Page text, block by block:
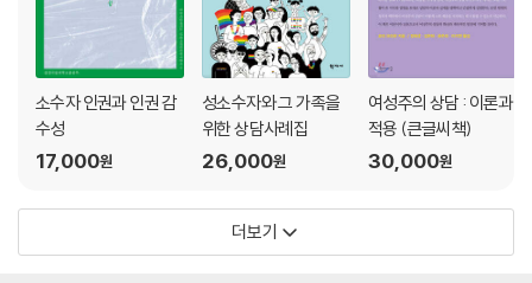
· 147
1. 진로의사결정이란? 147
2. 진로의사결정이 왜 어려울까? 148
3. 진로의사결정 방법 153
제11장 진로 목표 설정 및 계획 ························································ 16
2. 목표 설정과 계획 수립 168
소수자 인권과 인권 감
수성
17,000원
성소수자와 그 가족을
위한 상담사례집
26,000원
여성주의 상담 : 이론과
적용 (큰글씨책)
30,000원
더보기